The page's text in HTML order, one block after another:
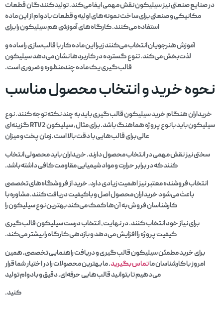
در صنایع صنعتی نیز سیلیکون نقش مهمی ایفا می‌کند. تولیدکنندگان قطعات
مکانیکی و صنعتی برای ساخت نمونه‌های اولیه و قطعات بادوام از این ماده
استفاده می‌کنند. کارگاه‌های آموزشی هم سیلیکون را برای
آموزش هنرجویان انتخاب می‌کنند زیرا این ماده کار با قالب‌سازی را ساده و
لذت‌بخش می‌کند. تنوع گسترده در کاربردها نشان می‌دهد سیلیکون
قالب‌گیری یک ماده چندمنظوره و ضروری است.
نحوه خرید و انتخاب محصول مناسب
خریداران هنگام خرید سیلیکون قالب‌گیری باید به چند نکته توجه کنند. نوع
سیلیکون باید با نوع پروژه هماهنگ باشد. برای مثال، سیلیکون RTV2 گزینه‌ای
عالی برای قالب‌هایی با دقت بالا است. زمان پخت و میزان
سختی نیز نقش مهمی در انتخاب محصول دارند. خریداران باید محصولی انتخاب
کنند که در برابر حرارت و مواد شیمیایی مقاومت کافی داشته باشد.
انتخاب فروشنده معتبر نیز اهمیت زیادی دارد. خرید از فروشگاه‌های تخصصی
باعث می‌شود خریداران محصول اصل و باکیفیت دریافت کنند. مشاوره با
کارشناسان فروش به آن‌ها کمک می‌کند بهترین نوع سیلیکون را
برای نیاز خود انتخاب کنند. در نهایت، انتخاب درست سیلیکون قالب‌گیری
کیفیت پروژه را افزایش می‌دهد و بازدهی کارگاه را بیشتر می‌کند.
برای خرید مطمئن سیلیکون قالب‌گیری و دریافت راهنمایی تخصصی، همین
امروز با کارشناسان ماتماس بگیرید. ما بهترین محصولات را در اختیار شما قرار
می‌دهیم تا بتوانید قالب‌هایی حرفه‌ای، دقیق و بادوام تولید
کنید.